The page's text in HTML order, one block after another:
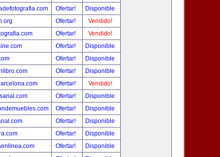
Ofertar!
Disponible
Ofertar!
Vendido!
Ofertar!
Vendido!
Ofertar!
Disponible
Ofertar!
Disponible
Ofertar!
Disponible
Ofertar!
Vendido!
Ofertar!
Disponible
Ofertar!
Disponible
Ofertar!
Disponible
Ofertar!
Disponible
Ofertar!
Disponible